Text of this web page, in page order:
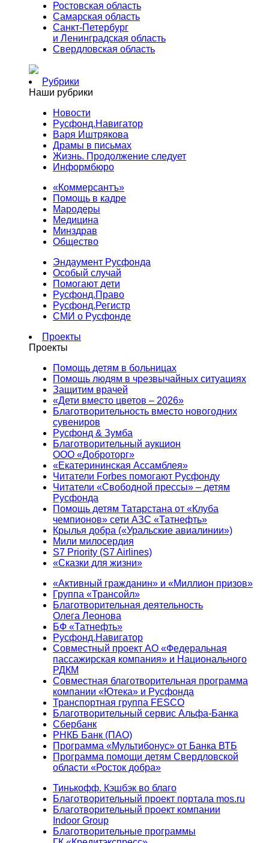
Ростовская область
Самарская область
Санкт-Петербург
и Ленинградская область
Свердловская область
Рубрики
Наши рубрики
Новости
Русфонд.Навигатор
Варя Иштрякова
Драмы в письмах
Жизнь. Продолжение следует
Информбюро
«Коммерсантъ»
Помощь в кадре
Мародеры
Медицина
Минздрав
Общество
Эндаумент Русфонда
Особый случай
Помогают дети
Русфонд.Право
Русфонд.Регистр
СМИ о Русфонде
Проекты
Проекты
Помощь детям в больницах
Помощь людям в чрезвычайных ситуациях
Защитим врачей
«Дети вместо цветов – 2026»
Благотворительность вместо новогодних
сувениров
Русфонд & Зумба
Благотворительный аукцион
ООО «Доброторг»
«Екатерининская Ассамблея»
Читатели Forbes помогают Русфонду
Читатели «Свободной прессы» – детям
Русфонда
Помощь детям Татарстана от «Клуба
чемпионов» сети АЗС «Татнефть»
Крылья добра («Уральские авиалинии»)
Мили милосердия
S7 Priority (S7 Airlines)
«Сказки для жизни»
«Активный гражданин» и «Миллион призов»
Группа «Трансойл»
Благотворительная деятельность
Олега Леонова
БФ «Татнефть»
Русфонд.Навигатор
Совместный проект АО «Федеральная
пассажирская компания» и Национального
РДКМ
Совместная благотворительная программа
компании «Ютека» и Русфонда
Транспортная группа FESCO
Благотворительный сервис Альфа-Банка
Сбербанк
РНКБ Банк (ПАО)
Программа «Мультибонус» от Банка ВТБ
Программа помощи детям Свердловской
области «Росток добра»
Тинькофф. Кэшбэк во благо
Благотворительный проект портала mos.ru
Благотворительный проект компании
Indoor Group
Благотворительные программы